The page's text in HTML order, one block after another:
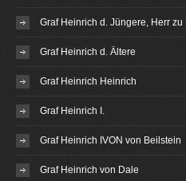
Graf Heinrich d. Jüngere, Herr zu
Graf Heinrich d. Ältere
Graf Heinrich Heinrich
Graf Heinrich I.
Graf Heinrich IVON von Beilstein
Graf Heinrich von Dale